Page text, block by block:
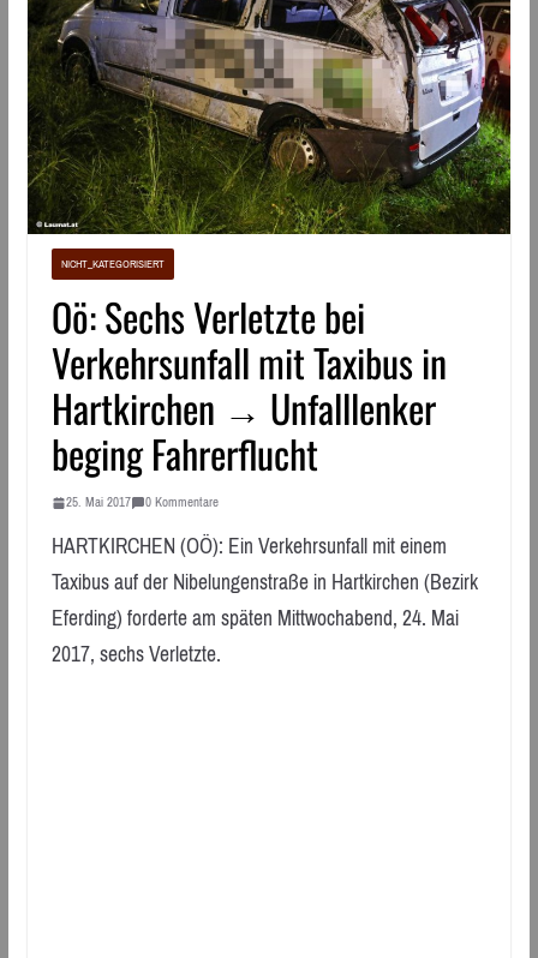
NICHT_KATEGORISIERT
Oö: Sechs Verletzte bei
Verkehrsunfall mit Taxibus in
Hartkirchen → Unfalllenker
beging Fahrerflucht
25. Mai 2017 0 Kommentare
HARTKIRCHEN (OÖ): Ein Verkehrsunfall mit einem
Taxibus auf der Nibelungenstraße in Hartkirchen (Bezirk
Eferding) forderte am späten Mittwochabend, 24. Mai
2017, sechs Verletzte.